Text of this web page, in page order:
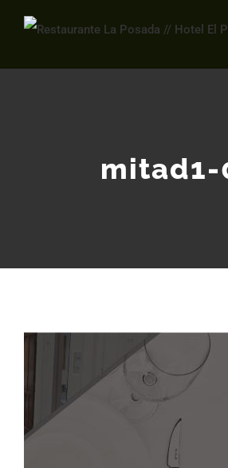
Saltar
contenido
mitad1-